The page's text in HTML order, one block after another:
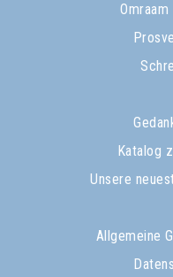
Katalog
Unsere
Allgemeine